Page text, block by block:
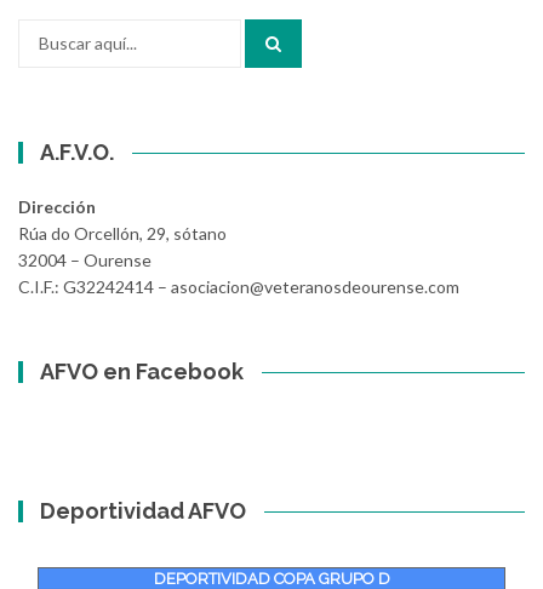
A.F.V.O.
Dirección
Rúa do Orcellón, 29, sótano
32004 – Ourense
C.I.F.: G32242414 – asociacion@veteranosdeourense.com
AFVO en Facebook
Deportividad AFVO